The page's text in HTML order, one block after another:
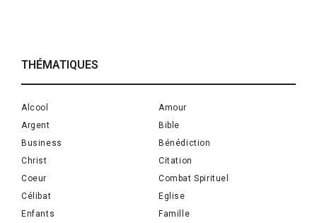
THÉMATIQUES
Alcool
Amour
Argent
Bible
Business
Bénédiction
Christ
Citation
Coeur
Combat Spirituel
Célibat
Eglise
Enfants
Famille